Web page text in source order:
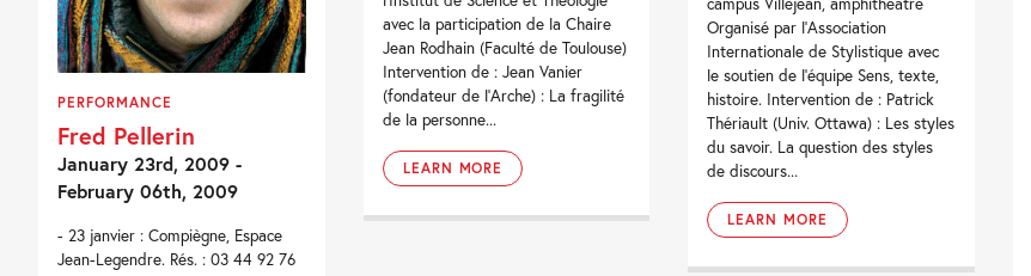
PERFORMANCE
Fred Pellerin
January 23rd, 2009 -
February 06th, 2009
- 23 janvier : Compiègne, Espace
Jean-Legendre. Rés. : 03 44 92 76
avec la participation de la Chaire
Jean Rodhain (Faculté de Toulouse)
Intervention de : Jean Vanier
(fondateur de l'Arche) : La fragilité
de la personne...
LEARN MORE
Organisé par l'Association
Internationale de Stylistique avec
le soutien de l'équipe Sens, texte,
histoire. Intervention de : Patrick
Thériault (Univ. Ottawa) : Les styles
du savoir. La question des styles
de discours...
LEARN MORE